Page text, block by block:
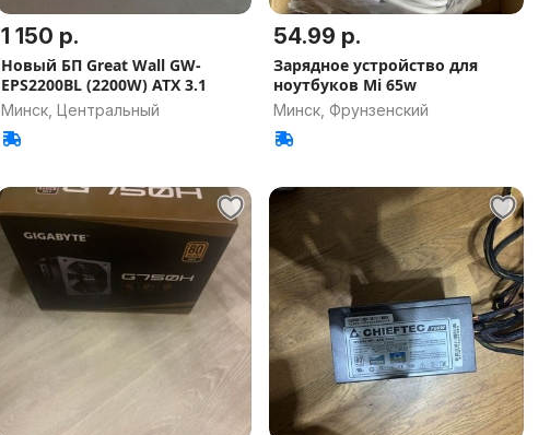
1 150 р.
Новый БП Great Wall GW-
EPS2200BL (2200W) ATX 3.1
Минск, Центральный
54.99 р.
Зарядное устройство для
ноутбуков Mi 65w
Минск, Фрунзенский